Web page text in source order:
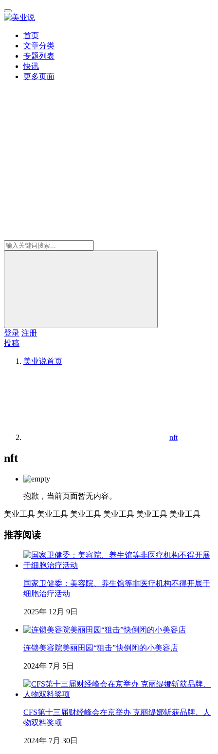
首页
文章分类
专题列表
快讯
更多页面
登录 注册
投稿
美业说首页
nft
nft
抱歉，当前页面暂无内容。
美业工具 美业工具 美业工具 美业工具 美业工具 美业工具
推荐阅读
国家卫健委：美容院、养生馆等非医疗机构不得开展干
细胞治疗活动
2025年 12月 9日
连锁美容院美丽田园“狙击”快倒闭的小美容店
2024年 7月 5日
CFS第十三届财经峰会在京举办 克丽缇娜斩获品牌、人
物双料奖项
2024年 7月 30日